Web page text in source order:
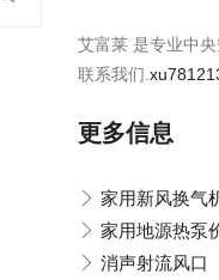
艾富莱 是专业中
联系我们.
更多信息
家用新风换气
家用地源热泵
消声射流风口